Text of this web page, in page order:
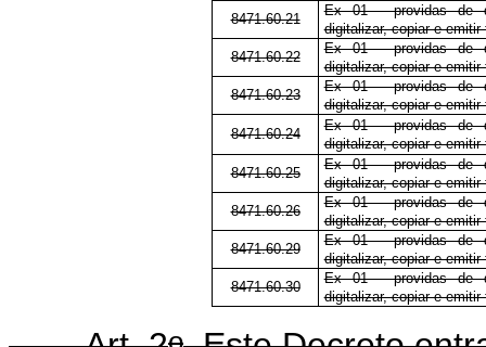
8471.60.21
Ex 01 - providas de
digitalizar, copiar e emitir
8471.60.22
Ex 01 - providas de
digitalizar, copiar e emitir
8471.60.23
Ex 01 - providas de
digitalizar, copiar e emitir
8471.60.24
Ex 01 - providas de
digitalizar, copiar e emitir
8471.60.25
Ex 01 - providas de
digitalizar, copiar e emitir
8471.60.26
Ex 01 - providas de
digitalizar, copiar e emitir
8471.60.29
Ex 01 - providas de
digitalizar, copiar e emitir
8471.60.30
Ex 01 - providas de
digitalizar, copiar e emitir